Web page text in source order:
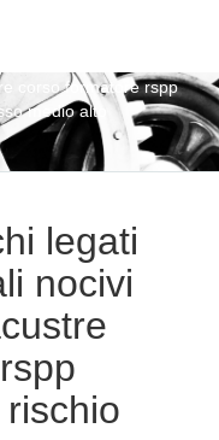
corso formatore rspp
medio alto
legati
nocivi